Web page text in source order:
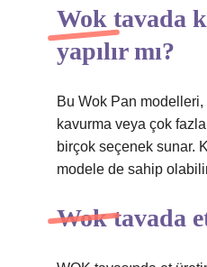
Wok tavada
yapılır mı?
Bu Wok Pan
kavurma veya çok
birçok seçenek sunar.
modele de sahip
Wok tavada